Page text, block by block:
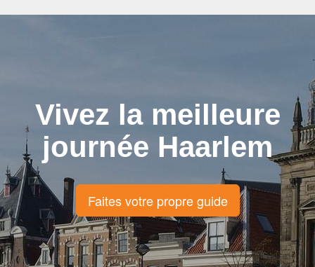
Vivez la meilleure
journée Haarlem
Faites votre propre guide